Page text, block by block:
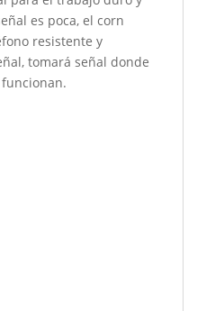
es poca, el corn
resistente y
tomará señal donde